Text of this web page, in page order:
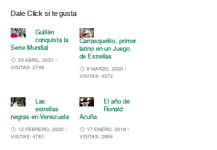
Dale Click si te gusta
Guillén
conquista la
Serie Mundial
23 ABRIL, 2021 •
VISITAS: 2748
Carrasquelito, primer
latino en un Juego
de Estrellas
6 MARZO, 2020 •
VISITAS: 4372
Las
estrellas
negras en Venezuela
12 FEBRERO, 2020 •
VISITAS: 4781
El año de
Ronald
Acuña
17 ENERO, 2019 •
VISITAS: 2864